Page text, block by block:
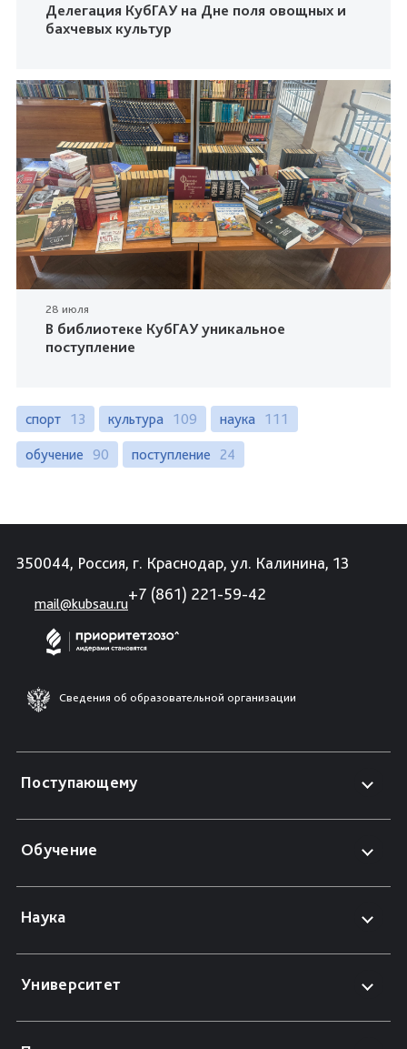
Делегация КубГАУ на Дне поля овощных и
бахчевых культур
28 июля
В библиотеке КубГАУ уникальное
поступление
спорт 13 культура 109 наука 111
обучение 90 поступление 24
350044, Россия, г. Краснодар, ул. Калинина, 13
mail@kubsau.ru
+7 (861) 221-59-42
Сведения об образовательной организации
Поступающему
Обучение
Наука
Университет